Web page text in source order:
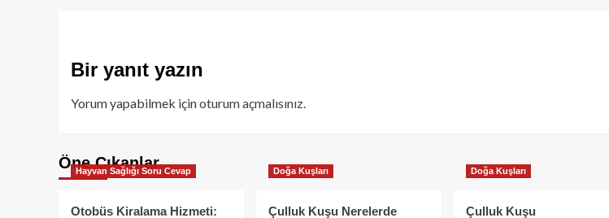
Bir yanıt yazın
Yorum yapabilmek içinoturum açmalısınız.
Öne Çıkanlar
Hayvan Sağlığı Soru Cevap
Otobüs Kiralama Hizmeti:
Doğa Kuşları
Çulluk Kuşu Nerelerde
Doğa Kuşları
Çulluk Kuşu